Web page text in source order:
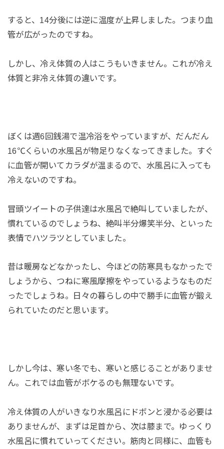
すると、14分後には逆に温度が上昇しました。つまり血
管が広がったのですね。
しかし、冷え体質の人はこうもいきません。これが冷え
体質と非冷え体質の違いです。
ぼくは週6回銭湯で温冷浴をやっていますが、だんだん
16℃くらいの水風呂が物足りなくなってきました。すぐ
に血管が開いてカラダが温まるので、水風呂に入っても
冷えないのですね。
冒頭ツイートの子供達は水風呂で絶叫していましたが、
慣れているのでしょうね、絶叫半分爆笑半分、といった
表情でハツラツとしていました。
昔は暖房などなかったし、今ほどの防寒具もなかったで
しょうから、つねに寒風摩擦をやっているようなものだ
ったでしょうね。日々の暮らしの中で勝手に血管が鍛え
られていたのだと思います。
しかし今は、寒い冬でも、寒いと感じることがありませ
ん。これでは血管がボケるのも無理ないです。
冷え体質の人がいきなり水風呂にドボンと浸かる必要は
ありませんが、まずは足首から、次は膝まで。ゆっくり
水風呂に慣れていってください。筋肉と同様に、血管も